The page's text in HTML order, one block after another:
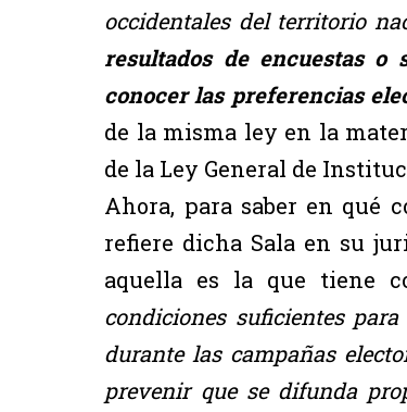
occidentales del territorio
resultados de encuestas o
conocer las preferencias
de la misma ley en la
de la Ley General de
Ahora, para saber en qué
refiere dicha Sala en su
aquella es la que tiene
condiciones suficientes
durante las campañas
prevenir que se difunda